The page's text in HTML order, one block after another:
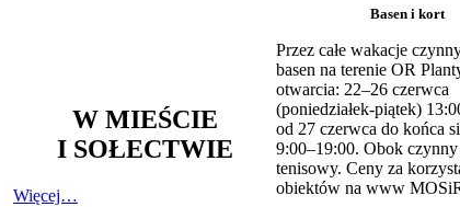
W MIEŚCIE
I SOŁECTWIE
Więcej…
Basen i kort
Przez całe wakacje
basen na terenie OR
otwarcia: 22–26 czerwca
(poniedziałek-piątek)
od 27 czerwca do końca
9:00–19:00. Obok
tenisowy. Ceny za
obiektów na www